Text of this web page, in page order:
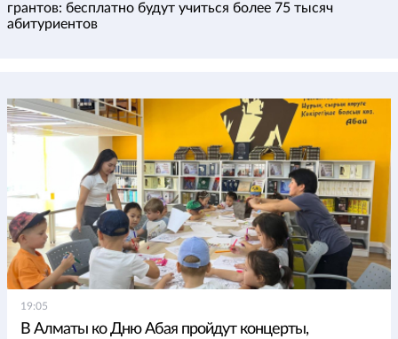
грантов: бесплатно будут учиться более 75 тысяч
абитуриентов
19:05
В Алматы ко Дню Абая пройдут концерты,